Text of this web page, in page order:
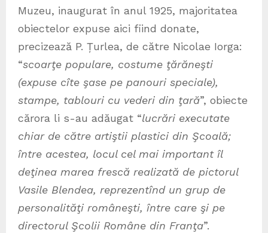
Muzeu, inaugurat în anul 1925, majoritatea
obiectelor expuse aici fiind donate,
precizează P. Țurlea, de către Nicolae Iorga:
“scoarţe populare, costume ţărăneşti
(expuse cîte şase pe panouri speciale),
stampe, tablouri cu vederi din ţară”, obiecte
cărora li s-au adăugat “lucrări executate
chiar de către artiştii plastici din Şcoală;
între acestea, locul cel mai important îl
deţinea marea frescă realizată de pictorul
Vasile Blendea, reprezentînd un grup de
personalităţi româneşti, între care şi pe
directorul Şcolii Române din Franţa”.